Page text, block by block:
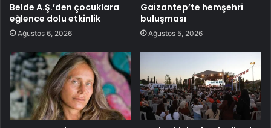
Belde A.Ş.’den çocuklara
eğlence dolu etkinlik
Ağustos 6, 2026
Gaizantep’te hemşehri
buluşması
Ağustos 5, 2026